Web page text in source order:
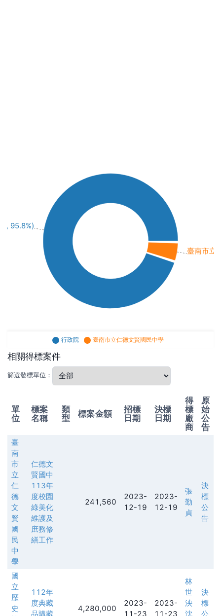
95.8%)
臺南市立
行政院 臺南市立仁德文賢國民中學
相關得標案件
篩選發標單位：
單
位
標案
名稱
類
型
標案金額
招標
日期
決標
日期
得
標
廠
商
原
始
公
告
臺
南
市
立
仁
德
文
賢
國
民
中
學
仁德文
賢國中
113年
度校園
綠美化
維護及
庶務修
繕工作
241,560
2023-
12-19
2023-
12-19
張
勤
貞
決
標
公
告
國
立
歷
史
112年
度典藏
品購藏
4,280,000
2023-
11-23
2023-
11-23
林
世
泱
沈
決
標
公